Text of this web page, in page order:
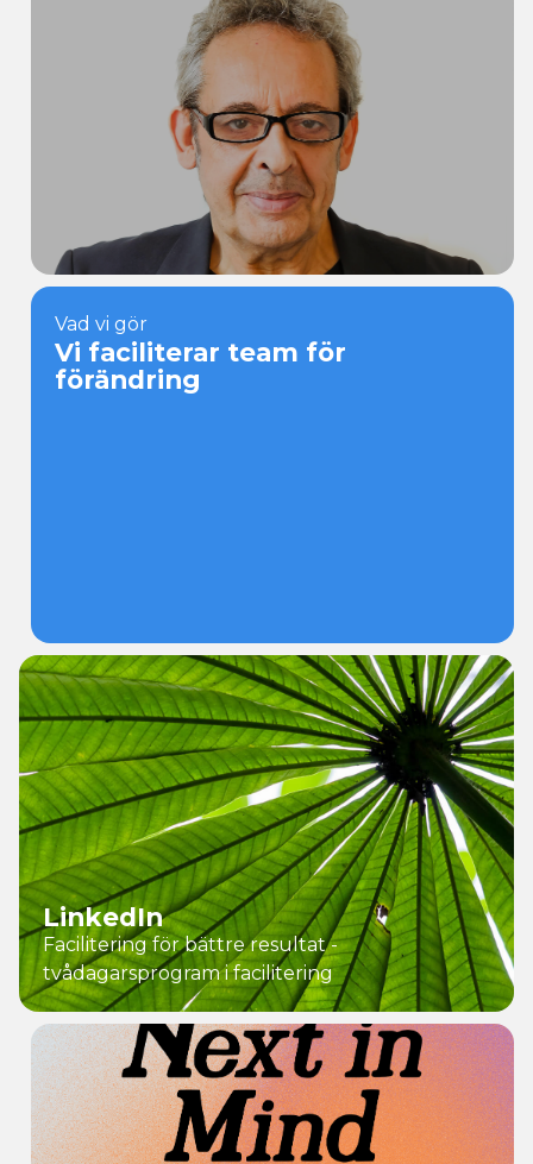
Karriär
Ansök
Vi faciliterar team för
förändring
Vad vi gör
LinkedIn
Facilitering för bättre resultat -
tvådagarsprogram i facilitering
Vi
Vad
vi
gör